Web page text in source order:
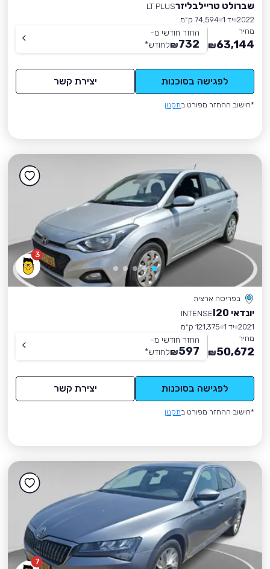
שברולט טריילבליזרLT PLUS
2022 יד 1
74,594 ק״מ
מחיר
63,144
₪
החזר חודשי מ-
732
₪לחודש*
לפגישה בסוכנות יצירת קשר
*חישוב ההחזר מפורט בתקנון
3
בפריסה ארצית
יונדאי I20
INTENSE
2021 יד 1
121,375 ק״מ
מחיר
50,672
₪
החזר חודשי מ-
597
₪לחודש*
לפגישה בסוכנות יצירת קשר
*חישוב ההחזר מפורט בתקנון
7